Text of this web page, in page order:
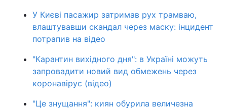
У Києві пасажир затримав рух трамваю,
влаштувавши скандал через маску: інцидент
потрапив на відео
"Карантин вихідного дня": в Україні можуть
запровадити новий вид обмежень через
коронавірус (відео)
"Це знущання": киян обурила величезна